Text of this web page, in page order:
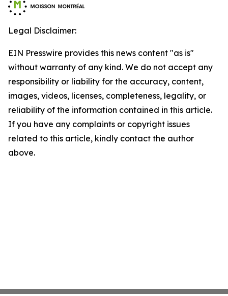
Legal Disclaimer:
EIN Presswire provides this news content "as is"
without warranty of any kind. We do not accept any
responsibility or liability for the accuracy, content,
images, videos, licenses, completeness, legality, or
reliability of the information contained in this article.
If you have any complaints or copyright issues
related to this article, kindly contact the author
above.